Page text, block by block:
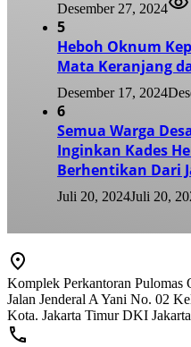
Desember 27, 2024
5
Heboh Oknum
Mata Keranjang
Desember 17, 2024
6
Semua Warga
Inginkan Kades
Berhentikan Dari
Juli 20, 2024Juli 20,
Komplek Perkantoran Pulomas
Jalan Jenderal A Yani No. 02
Kota. Jakarta Timur DKI